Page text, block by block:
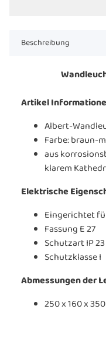
Beschreibung
Artikel
Albert-
Farbe: braun-
aus
klarem
Elektrische
Eingerichtet
Fassung E 27
Schutzart IP 23
Schutzklasse I
Abmessungen der
250 x 160 x